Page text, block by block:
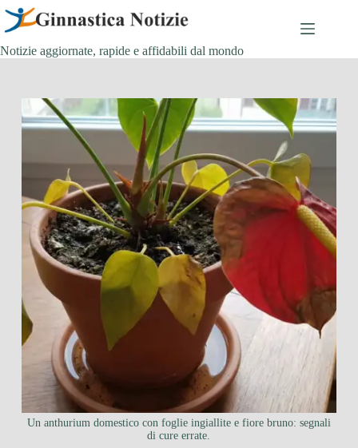
Salta
contenuto
Notizie aggiornate, rapide e affidabili dal mondo
Un anthurium domestico con foglie ingiallite e fiore bruno: segnali
di cure errate.